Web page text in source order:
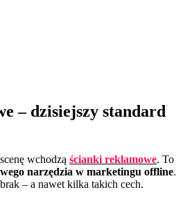
– dzisiejszy standard
wchodzą ścianki reklamowe. To
narzędzia w marketingu offline.
– a nawet kilka takich cech.